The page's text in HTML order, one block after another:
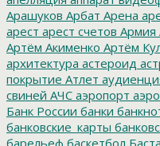
Арашуков Арбат Арена
арест арест счетов Армия
Артём Акименко Артём
архитектура астероид
покрытие Атлет
свиней АЧС аэропорт
Банк России банки
банковские_карты
барельеф баскетбол